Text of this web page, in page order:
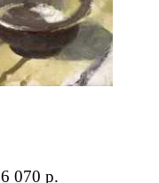
6 070 р.